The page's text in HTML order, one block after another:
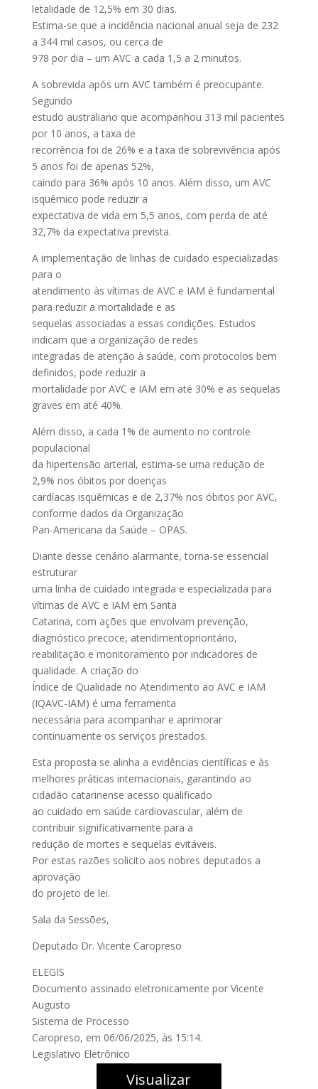
letalidade de 12,5% em 30 dias.
Estima-se que a incidência nacional anual seja de 232
a 344 mil casos, ou cerca de
978 por dia – um AVC a cada 1,5 a 2 minutos.
A sobrevida após um AVC também é preocupante.
Segundo
estudo australiano que acompanhou 313 mil pacientes
por 10 anos, a taxa de
recorrência foi de 26% e a taxa de sobrevivência após
5 anos foi de apenas 52%,
caindo para 36% após 10 anos. Além disso, um AVC
isquêmico pode reduzir a
expectativa de vida em 5,5 anos, com perda de até
32,7% da expectativa prevista.
A implementação de linhas de cuidado especializadas
para o
atendimento às vítimas de AVC e IAM é fundamental
para reduzir a mortalidade e as
sequelas associadas a essas condições. Estudos
indicam que a organização de redes
integradas de atenção à saúde, com protocolos bem
definidos, pode reduzir a
mortalidade por AVC e IAM em até 30% e as sequelas
graves em até 40%.
Além disso, a cada 1% de aumento no controle
populacional
da hipertensão arterial, estima-se uma redução de
2,9% nos óbitos por doenças
cardíacas isquêmicas e de 2,37% nos óbitos por AVC,
conforme dados da Organização
Pan-Americana da Saúde – OPAS.
Diante desse cenário alarmante, torna-se essencial
estruturar
uma linha de cuidado integrada e especializada para
vítimas de AVC e IAM em Santa
Catarina, com ações que envolvam prevenção,
diagnóstico precoce, atendimentoprioritário,
reabilitação e monitoramento por indicadores de
qualidade. A criação do
Índice de Qualidade no Atendimento ao AVC e IAM
(IQAVC-IAM) é uma ferramenta
necessária para acompanhar e aprimorar
continuamente os serviços prestados.
Esta proposta se alinha a evidências científicas e às
melhores práticas internacionais, garantindo ao
cidadão catarinense acesso qualificado
ao cuidado em saúde cardiovascular, além de
contribuir significativamente para a
redução de mortes e sequelas evitáveis.
Por estas razões solicito aos nobres deputados a
aprovação
do projeto de lei.
Sala da Sessões,
Deputado Dr. Vicente Caropreso
ELEGIS
Documento assinado eletronicamente por Vicente
Augusto
Sistema de Processo
Caropreso, em 06/06/2025, às 15:14.
Legislativo Eletrônico
Visualizar